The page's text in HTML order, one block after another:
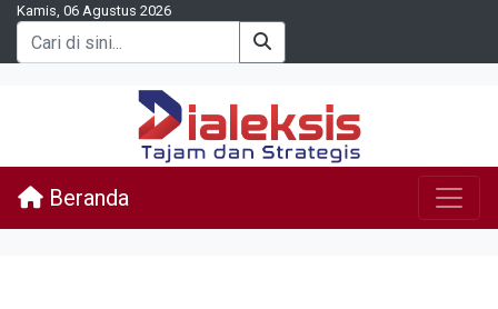
Kamis, 06 Agustus 2026
Beranda